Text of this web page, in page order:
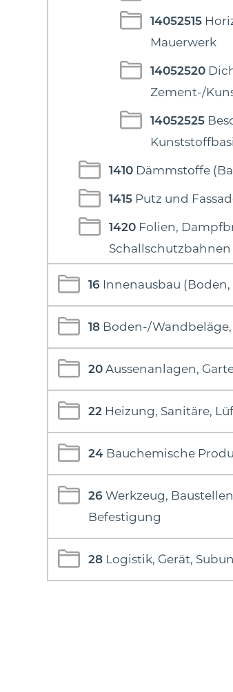
14052515
Mauerwerk
14052520
Zement-/
14052525
1410 Dämmstoffe
1415 Putz und
1420 Folien,
Schallschutzbahnen
16 Innenausbau (Boden,
18 Boden-/
20 Aussenanlagen,
22 Heizung, Sanitäre,
24 Bauchemische
26 Werkzeug,
Befestigung
28 Logistik, Gerät,